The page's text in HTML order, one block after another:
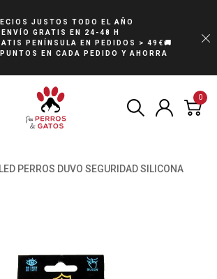
JUSTOS TODO EL AÑO
ENVÍO GRATIS EN 24-48 H
PENÍNSULA EN PEDIDOS > 49€🚚
EN CADA PEDIDO Y AHORRA
0
PERROS DUVO SEGURIDAD SILICONA